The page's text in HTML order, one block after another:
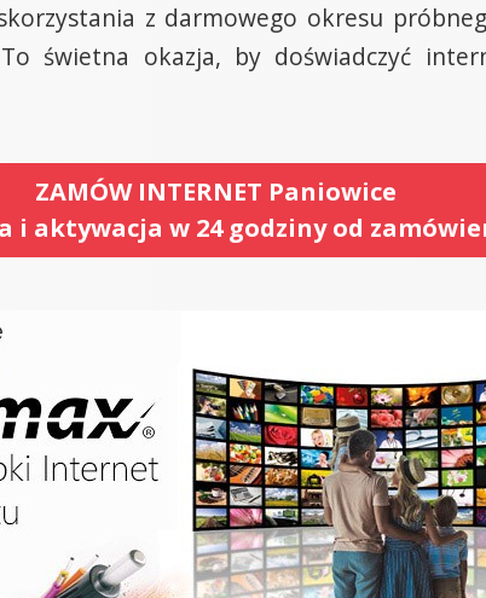
z darmowego okresu
świetna okazja, by doświadczyć
ZAMÓW INTERNET Paniowice
i aktywacja w 24 godziny od